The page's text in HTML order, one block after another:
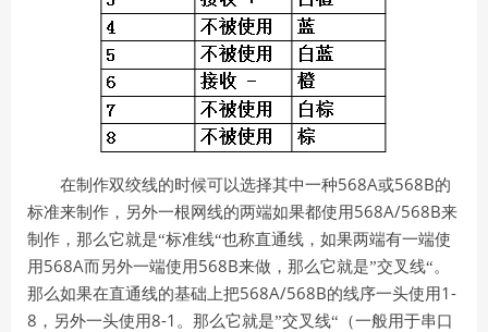
在制作双绞线的时候可以选择其中一种568A或568B的
标准来制作，另外一根网线的两端如果都使用568A/568B来
制作，那么它就是“标准线“也称直通线，如果两端有一端使
用568A而另外一端使用568B来做，那么它就是”交叉线“。
那么如果在直通线的基础上把568A/568B的线序一头使用1-
8 ，另外一头使用8-1 。那么它就是”交叉线“（一般用于串口